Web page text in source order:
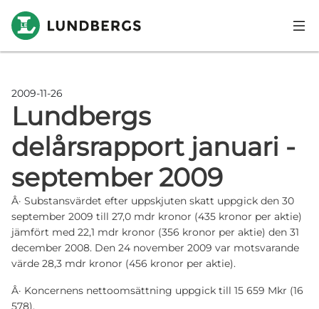
Hoppa till huvudinnehåll
2009-11-26
Lundbergs
delårsrapport januari -
september 2009
Â· Substansvärdet efter uppskjuten skatt uppgick den 30
september 2009 till 27,0 mdr kronor (435 kronor per aktie)
jämfört med 22,1 mdr kronor (356 kronor per aktie) den 31
december 2008. Den 24 november 2009 var motsvarande
värde 28,3 mdr kronor (456 kronor per aktie).
Â· Koncernens nettoomsättning uppgick till 15 659 Mkr (16
578).